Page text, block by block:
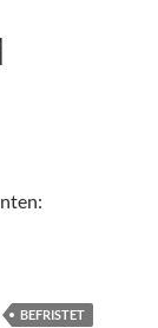
BEFRISTET